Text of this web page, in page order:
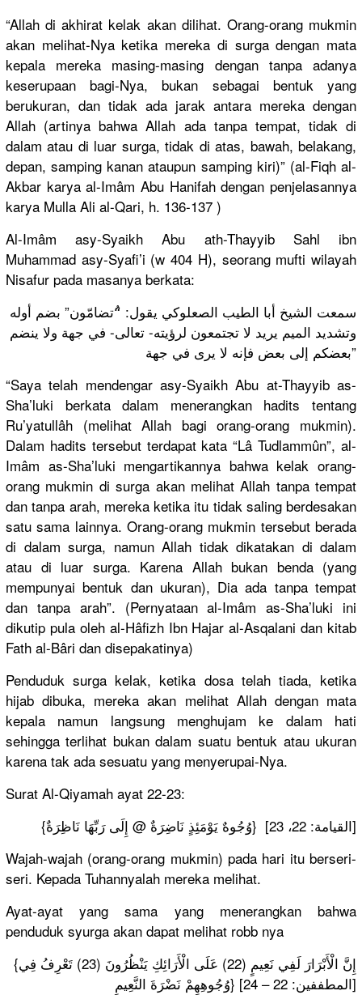
“Allah di akhirat kelak akan dilihat. Orang-orang mukmin
akan melihat-Nya ketika mereka di surga dengan mata
kepala mereka masing-masing dengan tanpa adanya
keserupaan bagi-Nya, bukan sebagai bentuk yang
berukuran, dan tidak ada jarak antara mereka dengan
Allah (artinya bahwa Allah ada tanpa tempat, tidak di
dalam atau di luar surga, tidak di atas, bawah, belakang,
depan, samping kanan ataupun samping kiri)” (al-Fiqh al-
Akbar karya al-Imâm Abu Hanifah dengan penjelasannya
karya Mulla Ali al-Qari, h. 136-137 )
Al-Imâm asy-Syaikh Abu ath-Thayyib Sahl ibn
Muhammad asy-Syafi’i (w 404 H), seorang mufti wilayah
Nisafur pada masanya berkata:
سمعت الشيخ أبا الطيب الصعلوكي يقول: “ُتضامّون” بضم أوله
وتشديد الميم يريد لا تجتمعون لرؤيته- تعالى- في جهة ولا ينضم
بعضكم إلى بعض فإنه لا يرى في جهة”
“Saya telah mendengar asy-Syaikh Abu at-Thayyib as-
Sha’luki berkata dalam menerangkan hadits tentang
Ru’yatullâh (melihat Allah bagi orang-orang mukmin).
Dalam hadits tersebut terdapat kata “Lâ Tudlammûn”, al-
Imâm as-Sha’luki mengartikannya bahwa kelak orang-
orang mukmin di surga akan melihat Allah tanpa tempat
dan tanpa arah, mereka ketika itu tidak saling berdesakan
satu sama lainnya. Orang-orang mukmin tersebut berada
di dalam surga, namun Allah tidak dikatakan di dalam
atau di luar surga. Karena Allah bukan benda (yang
mempunyai bentuk dan ukuran), Dia ada tanpa tempat
dan tanpa arah”. (Pernyataan al-Imâm as-Sha’luki ini
dikutip pula oleh al-Hâfizh Ibn Hajar al-Asqalani dan kitab
Fath al-Bâri dan disepakatinya)
Penduduk surga kelak, ketika dosa telah tiada, ketika
hijab dibuka, mereka akan melihat Allah dengan mata
kepala namun langsung menghujam ke dalam hati
sehingga terlihat bukan dalam suatu bentuk atau ukuran
karena tak ada sesuatu yang menyerupai-Nya.
Surat Al-Qiyamah ayat 22-23:
{وُجُوهٌ يَوْمَئِذٍ نَاضِرَةٌ @ إِلَى رَبِّهَا نَاظِرَةٌ} [القيامة: 22، 23]
Wajah-wajah (orang-orang mukmin) pada hari itu berseri-
seri. Kepada Tuhannyalah mereka melihat.
Ayat-ayat yang sama yang menerangkan bahwa
penduduk syurga akan dapat melihat robb nya
{إِنَّ الْأَبْرَارَ لَفِي نَعِيمٍ (22) عَلَى الْأَرَائِكِ يَنْظُرُونَ (23) تَعْرِفُ فِي
وُجُوهِهِمْ نَضْرَةَ النَّعِيمِ} [المطففين: 22 – 24]